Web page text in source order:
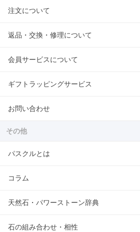
注文について
返品・交換・修理について
会員サービスについて
ギフトラッピングサービス
お問い合わせ
その他
パスクルとは
コラム
天然石・パワーストーン辞典
石の組み合わせ・相性